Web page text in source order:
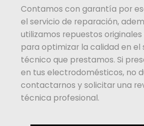
Contamos con garantía por
el servicio de reparación,
utilizamos repuestos
para optimizar la calidad en el
técnico que prestamos. Si
en tus electrodomésticos, no
contactarnos y solicitar una
técnica profesional.